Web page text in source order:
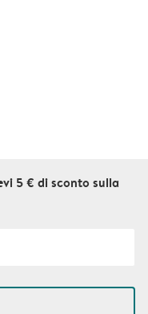
5 € di sconto sulla